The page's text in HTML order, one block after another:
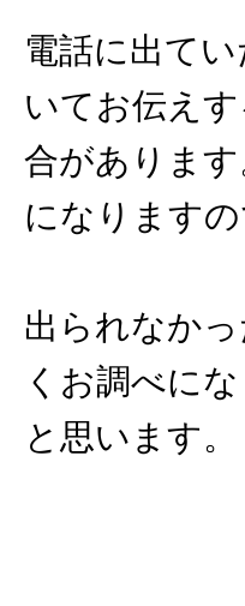
電話に出て
いてお伝え
合がありま
になります
出られなか
くお調べに
と思います。